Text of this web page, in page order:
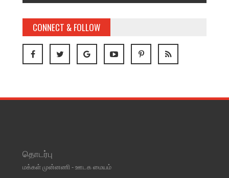
CONNECT & FOLLOW
தொடர்பு
மக்கள் முன்னணி - ஊடக மையம்